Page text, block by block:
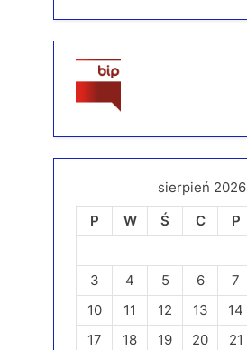
sierpień 2026
P
W Ś C P
3
4 5 6 7
10
11 12 13 14
17
18 19 20 21